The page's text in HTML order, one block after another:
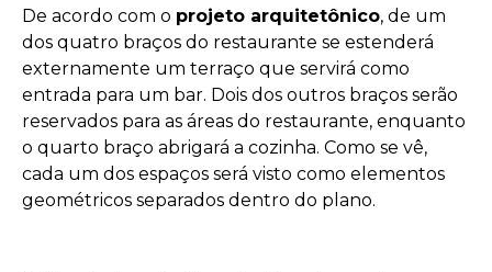
De acordo com o projeto arquitetônico, de um
dos quatro braços do restaurante se estenderá
externamente um terraço que servirá como
entrada para um bar. Dois dos outros braços serão
reservados para as áreas do restaurante, enquanto
o quarto braço abrigará a cozinha. Como se vê,
cada um dos espaços será visto como elementos
geométricos separados dentro do plano.